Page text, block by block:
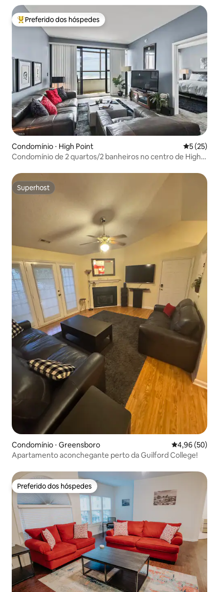
Entre os melhores preferidos dos hóspedes
Preferido dos hóspedes
Condomínio ⋅ High Point 5 de uma
5 (25)
Condomínio de 2 quartos/2 banheiros no centro de High
Superhost
Superhost
Condomínio ⋅ Greensboro 4,96 de uma
4,96 (50)
Apartamento aconchegante perto da Guilford College!
Preferido dos hóspedes
Preferido dos hóspedes